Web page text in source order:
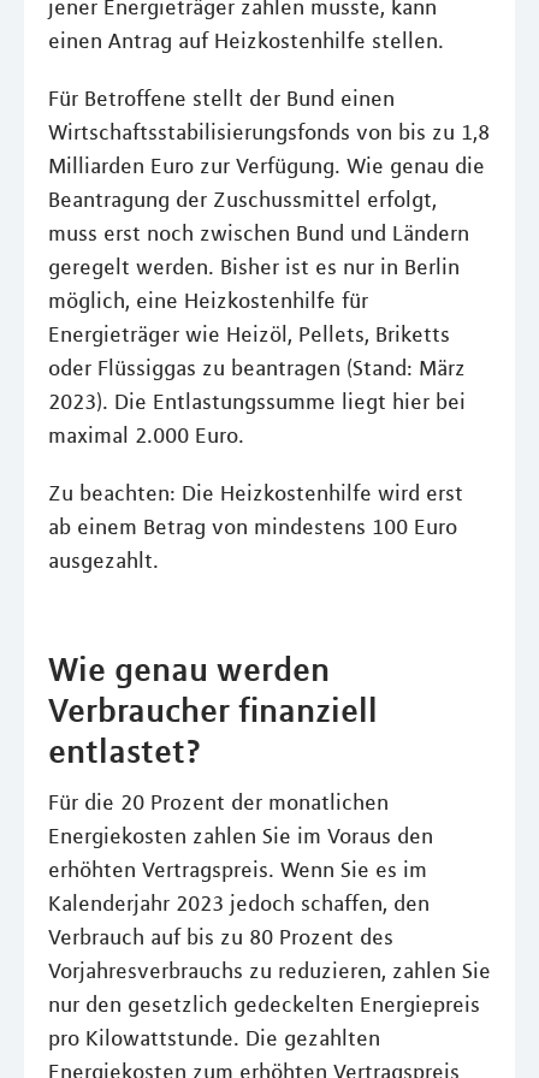
jener Energieträger zahlen musste, kann
einen Antrag auf Heizkostenhilfe stellen.
Für Betroffene stellt der Bund einen
Wirtschaftsstabilisierungsfonds von bis zu 1,8
Milliarden Euro zur Verfügung. Wie genau die
Beantragung der Zuschussmittel erfolgt,
muss erst noch zwischen Bund und Ländern
geregelt werden. Bisher ist es nur in Berlin
möglich, eine Heizkostenhilfe für
Energieträger wie Heizöl, Pellets, Briketts
oder Flüssiggas zu beantragen (Stand: März
2023). Die Entlastungssumme liegt hier bei
maximal 2.000 Euro.
Zu beachten: Die Heizkostenhilfe wird erst
ab einem Betrag von mindestens 100 Euro
ausgezahlt.
Wie genau werden
Verbraucher finanziell
entlastet?
Für die 20 Prozent der monatlichen
Energiekosten zahlen Sie im Voraus den
erhöhten Vertragspreis. Wenn Sie es im
Kalenderjahr 2023 jedoch schaffen, den
Verbrauch auf bis zu 80 Prozent des
Vorjahresverbrauchs zu reduzieren, zahlen Sie
nur den gesetzlich gedeckelten Energiepreis
pro Kilowattstunde. Die gezahlten
Energiekosten zum erhöhten Vertragspreis